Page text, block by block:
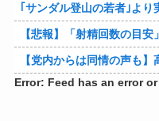
｢サンダル登山の若者｣より実は危険…標高599ｍの高尾
【悲報】「射精回数の目
【党内からは同情の声も】高市首相 就任後初の“マッサージ”報道
Error: Feed has an error